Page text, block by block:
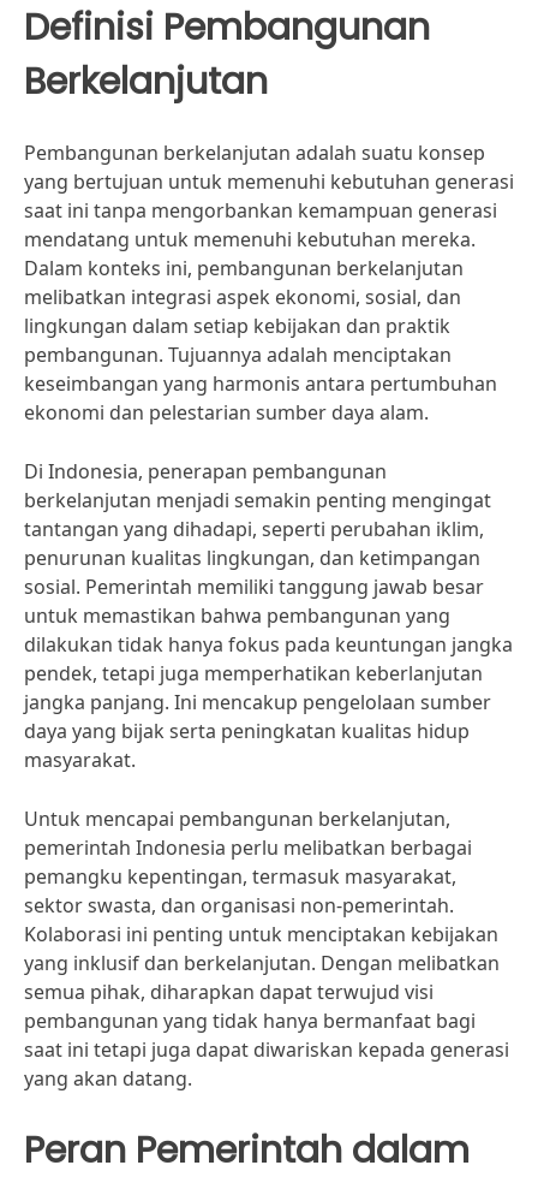
Definisi Pembangunan
Berkelanjutan
Pembangunan berkelanjutan adalah suatu konsep
yang bertujuan untuk memenuhi kebutuhan generasi
saat ini tanpa mengorbankan kemampuan generasi
mendatang untuk memenuhi kebutuhan mereka.
Dalam konteks ini, pembangunan berkelanjutan
melibatkan integrasi aspek ekonomi, sosial, dan
lingkungan dalam setiap kebijakan dan praktik
pembangunan. Tujuannya adalah menciptakan
keseimbangan yang harmonis antara pertumbuhan
ekonomi dan pelestarian sumber daya alam.
Di Indonesia, penerapan pembangunan
berkelanjutan menjadi semakin penting mengingat
tantangan yang dihadapi, seperti perubahan iklim,
penurunan kualitas lingkungan, dan ketimpangan
sosial. Pemerintah memiliki tanggung jawab besar
untuk memastikan bahwa pembangunan yang
dilakukan tidak hanya fokus pada keuntungan jangka
pendek, tetapi juga memperhatikan keberlanjutan
jangka panjang. Ini mencakup pengelolaan sumber
daya yang bijak serta peningkatan kualitas hidup
masyarakat.
Untuk mencapai pembangunan berkelanjutan,
pemerintah Indonesia perlu melibatkan berbagai
pemangku kepentingan, termasuk masyarakat,
sektor swasta, dan organisasi non-pemerintah.
Kolaborasi ini penting untuk menciptakan kebijakan
yang inklusif dan berkelanjutan. Dengan melibatkan
semua pihak, diharapkan dapat terwujud visi
pembangunan yang tidak hanya bermanfaat bagi
saat ini tetapi juga dapat diwariskan kepada generasi
yang akan datang.
Peran Pemerintah dalam